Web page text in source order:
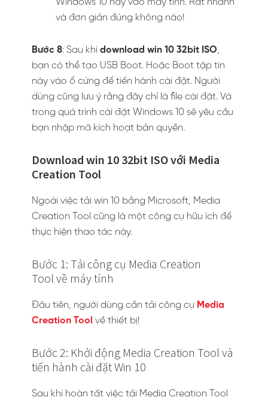
Windows 10 này vào máy tính. Rất nhanh
và đơn giản đúng không nào!
Bước 8: Sau khi download win 10 32bit ISO,
bạn có thể tạo USB Boot. Hoặc Boot tập tin
này vào ổ cứng để tiến hành cài đặt. Người
dùng cũng lưu ý rằng đây chỉ là file cài đặt. Và
trong quá trình cài đặt Windows 10 sẽ yêu cầu
bạn nhập mã kích hoạt bản quyền.
Download win 10 32bit ISO với Media
Creation Tool
Ngoài việc tải win 10 bằng Microsoft, Media
Creation Tool cũng là một công cụ hữu ích để
thực hiện thao tác này.
Bước 1: Tải công cụ Media Creation
Tool về máy tính
Đâu tiên, người dùng cần tải công cụ Media
Creation Tool về thiết bị!
Bước 2: Khởi động Media Creation Tool và
tiến hành cài đặt Win 10
Sau khi hoàn tất việc tải Media Creation Tool